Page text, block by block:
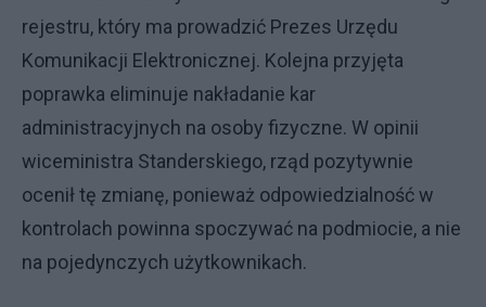
rejestru, który ma prowadzić Prezes Urzędu
Komunikacji Elektronicznej. Kolejna przyjęta
poprawka eliminuje nakładanie kar
administracyjnych na osoby fizyczne. W opinii
wiceministra Standerskiego, rząd pozytywnie
ocenił tę zmianę, ponieważ odpowiedzialność w
kontrolach powinna spoczywać na podmiocie, a nie
na pojedynczych użytkownikach.